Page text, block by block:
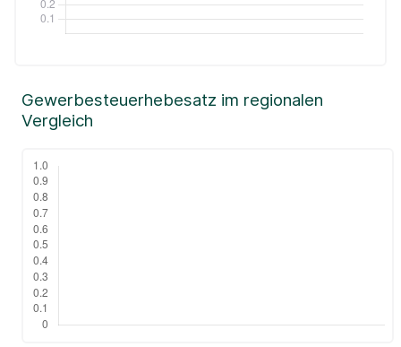
Gewerbesteuerhebesatz im regionalen
Vergleich